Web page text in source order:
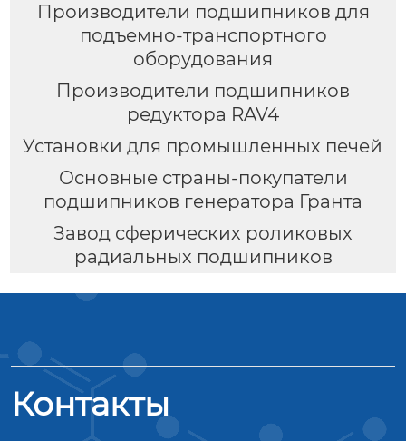
Производители подшипников для
подъемно-транспортного
оборудования
Производители подшипников
редуктора RAV4
Установки для промышленных печей
Основные страны-покупатели
подшипников генератора Гранта
Завод сферических роликовых
радиальных подшипников
Контакты